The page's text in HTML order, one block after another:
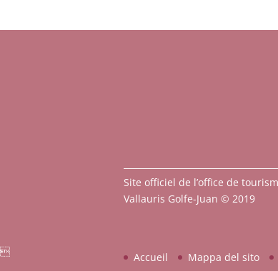
Site officiel de l’office de
Vallauris Golfe-Juan © 2019
Accueil Mappa del sito